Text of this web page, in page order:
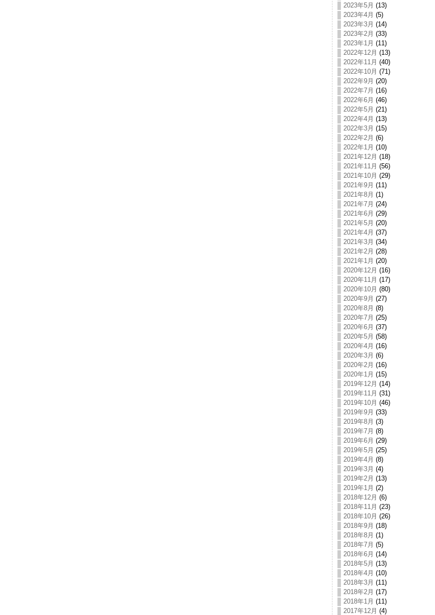
2023年5月 (13)
2023年4月 (5)
2023年3月 (14)
2023年2月 (33)
2023年1月 (11)
2022年12月 (13)
2022年11月 (40)
2022年10月 (71)
2022年9月 (20)
2022年7月 (16)
2022年6月 (46)
2022年5月 (21)
2022年4月 (13)
2022年3月 (15)
2022年2月 (6)
2022年1月 (10)
2021年12月 (18)
2021年11月 (56)
2021年10月 (29)
2021年9月 (11)
2021年8月 (1)
2021年7月 (24)
2021年6月 (29)
2021年5月 (20)
2021年4月 (37)
2021年3月 (34)
2021年2月 (28)
2021年1月 (20)
2020年12月 (16)
2020年11月 (17)
2020年10月 (80)
2020年9月 (27)
2020年8月 (8)
2020年7月 (25)
2020年6月 (37)
2020年5月 (58)
2020年4月 (16)
2020年3月 (6)
2020年2月 (16)
2020年1月 (15)
2019年12月 (14)
2019年11月 (31)
2019年10月 (46)
2019年9月 (33)
2019年8月 (3)
2019年7月 (8)
2019年6月 (29)
2019年5月 (25)
2019年4月 (8)
2019年3月 (4)
2019年2月 (13)
2019年1月 (2)
2018年12月 (6)
2018年11月 (23)
2018年10月 (26)
2018年9月 (18)
2018年8月 (1)
2018年7月 (5)
2018年6月 (14)
2018年5月 (13)
2018年4月 (10)
2018年3月 (11)
2018年2月 (17)
2018年1月 (11)
2017年12月 (4)